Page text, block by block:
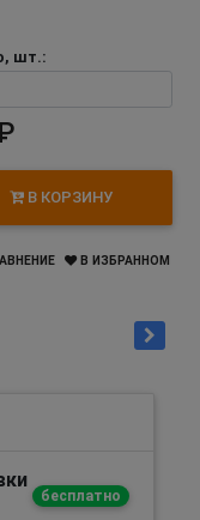
шт.:
В КОРЗИНУ
В ИЗБРАННОМ
бесплатно